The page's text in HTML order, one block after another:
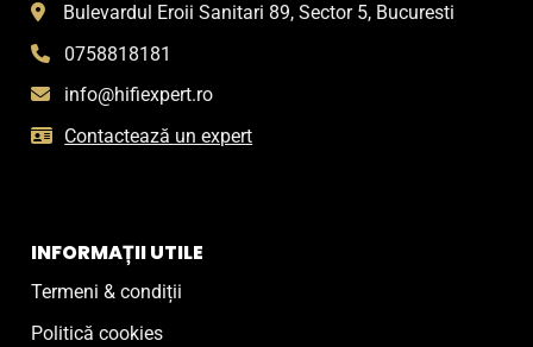
Bulevardul Eroii Sanitari 89, Sector 5, Bucuresti
0758818181
info@hifiexpert.ro
Contactează un expert
INFORMAȚII UTILE
Termeni & condiții
Politică cookies